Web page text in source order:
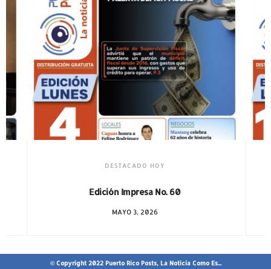
DESTACADO HOY
Edición Impresa No. 59
ABRIL 12, 2026
© Copyright 2022 Puerto Rico Posts, La Noticia Como Es...